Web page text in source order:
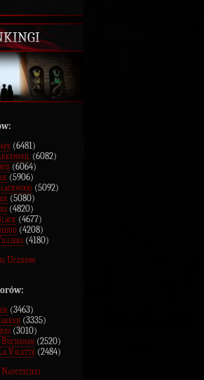
(6481)
(6082)
(6064)
(5906)
(5092)
(5080)
(4820)
(4677)
(4208)
(4180)
Uczniów
(3463)
(3335)
(3010)
(2520)
Valette (2484)